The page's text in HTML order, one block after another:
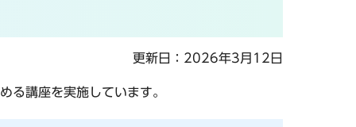
更新日：2026年3月12日
る講座を実施しています。